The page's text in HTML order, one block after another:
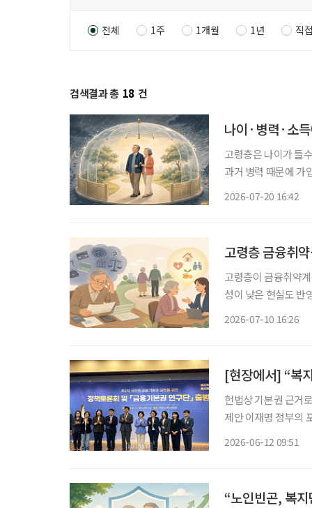
전체 1주 1개월 1년 직
검색결과 총 18 건
나이·병력·소
고령층은 나이가 들
과거 병력 때문에 가
2026-07-20 16:42
고령층 금융취
고령층이 금융취약
성이 낮은 현실도 반영돼 있다는 분석
2026-07-10 16:26
헌법상 기본권 근거로 금융 접근권 보장 강
제안 이재명 정부의 포용금융 기조 속에서 금융기본권 제도화 논의가 탄력을 받을지 주목된
2026-06-12 09:51
“노인빈곤, 복